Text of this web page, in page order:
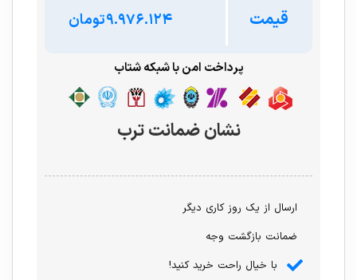
قیمت تومان
پرداخت امن با شبکه شتاب
نشان ضمانت ترب
ارسال از یک روز کاری دیگر
ضمانت بازگشت وجه
با خیال راحت خرید کنید!